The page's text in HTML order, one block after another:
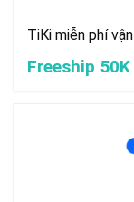
TiKi miễn phí
Freeship 50K